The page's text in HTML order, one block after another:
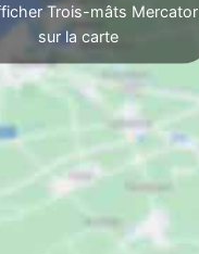
Trois-mâts Mercator
sur la carte